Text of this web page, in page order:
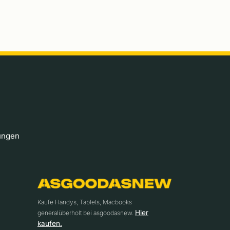
Kaufe Handys, Tablets, Macbooks
generalüberholt bei asgoodasnew. Hier
kaufen.